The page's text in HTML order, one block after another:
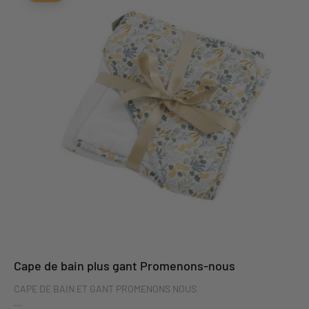
Cape de bain plus gant Promenons-nous
CAPE DE BAIN ET GANT PROMENONS NOUS